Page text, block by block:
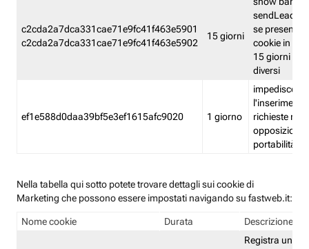
c2cda2a7dca331cae71e9fc41f463e5901
c2cda2a7dca331cae71e9fc41f463e5902
15 giorni
sendLead
se presenti
cookie in un
15 giorni e
diversi
ef1e588d0daa39bf5e3ef1615afc9020 1 giorno
impedisce
l'inserimento
richieste
opposizione
portabilità
Nella tabella qui sotto potete trovare dettagli sui cookie di
Marketing che possono essere impostati navigando su fastweb.it:
Nome cookie Durata Descrizione
Registra un ID